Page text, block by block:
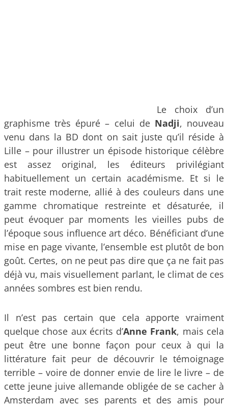
Le choix d’un
graphisme très épuré – celui de Nadji, nouveau
venu dans la BD dont on sait juste qu’il réside à
Lille – pour illustrer un épisode historique célèbre
est assez original, les éditeurs privilégiant
habituellement un certain académisme. Et si le
trait reste moderne, allié à des couleurs dans une
gamme chromatique restreinte et désaturée, il
peut évoquer par moments les vieilles pubs de
l’époque sous influence art déco. Bénéficiant d’une
mise en page vivante, l’ensemble est plutôt de bon
goût. Certes, on ne peut pas dire que ça ne fait pas
déjà vu, mais visuellement parlant, le climat de ces
années sombres est bien rendu.
Il n’est pas certain que cela apporte vraiment
quelque chose aux écrits d’Anne Frank, mais cela
peut être une bonne façon pour ceux à qui la
littérature fait peur de découvrir le témoignage
terrible – voire de donner envie de lire le livre – de
cette jeune juive allemande obligée de se cacher à
Amsterdam avec ses parents et des amis pour